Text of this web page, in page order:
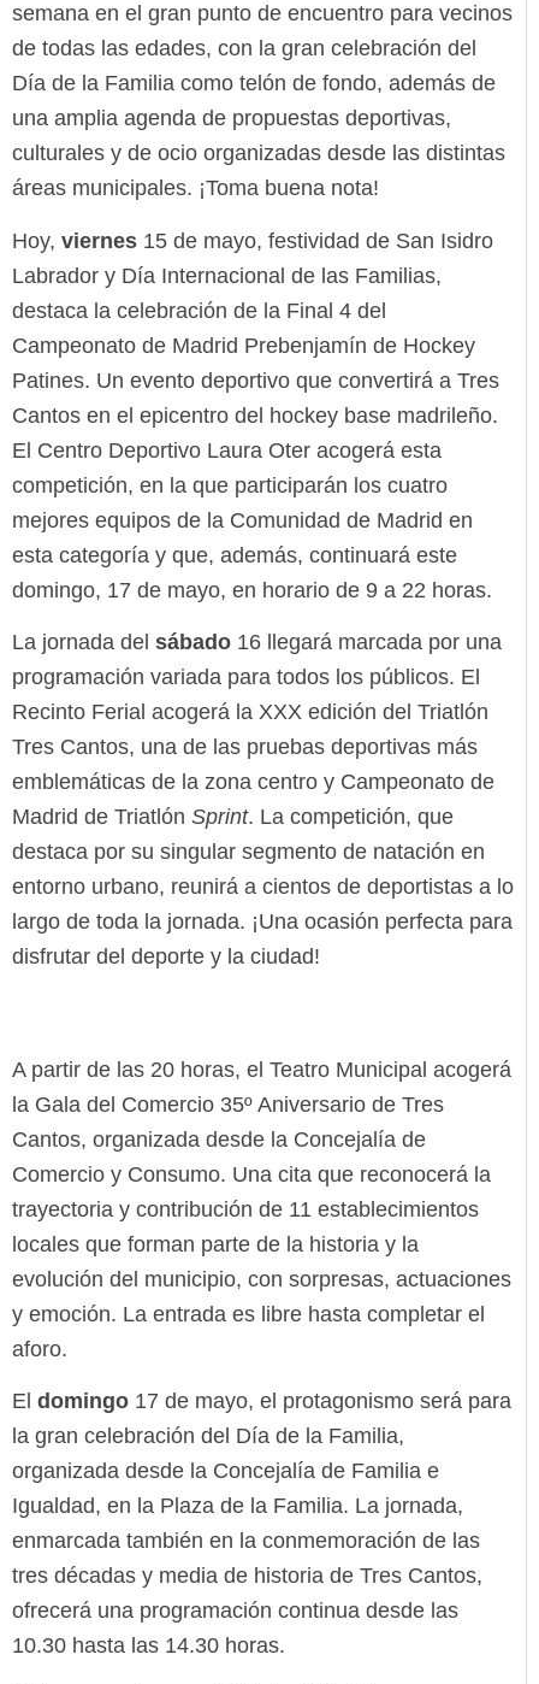
semana en el gran punto de encuentro para vecinos
de todas las edades, con la gran celebración del
Día de la Familia como telón de fondo, además de
una amplia agenda de propuestas deportivas,
culturales y de ocio organizadas desde las distintas
áreas municipales. ¡Toma buena nota!
Hoy, viernes 15 de mayo, festividad de San Isidro
Labrador y Día Internacional de las Familias,
destaca la celebración de la Final 4 del
Campeonato de Madrid Prebenjamín de Hockey
Patines. Un evento deportivo que convertirá a Tres
Cantos en el epicentro del hockey base madrileño.
El Centro Deportivo Laura Oter acogerá esta
competición, en la que participarán los cuatro
mejores equipos de la Comunidad de Madrid en
esta categoría y que, además, continuará este
domingo, 17 de mayo, en horario de 9 a 22 horas.
La jornada del sábado 16 llegará marcada por una
programación variada para todos los públicos. El
Recinto Ferial acogerá la XXX edición del Triatlón
Tres Cantos, una de las pruebas deportivas más
emblemáticas de la zona centro y Campeonato de
Madrid de Triatlón Sprint. La competición, que
destaca por su singular segmento de natación en
entorno urbano, reunirá a cientos de deportistas a lo
largo de toda la jornada. ¡Una ocasión perfecta para
disfrutar del deporte y la ciudad!
A partir de las 20 horas, el Teatro Municipal acogerá
la Gala del Comercio 35º Aniversario de Tres
Cantos, organizada desde la Concejalía de
Comercio y Consumo. Una cita que reconocerá la
trayectoria y contribución de 11 establecimientos
locales que forman parte de la historia y la
evolución del municipio, con sorpresas, actuaciones
y emoción. La entrada es libre hasta completar el
aforo.
El domingo 17 de mayo, el protagonismo será para
la gran celebración del Día de la Familia,
organizada desde la Concejalía de Familia e
Igualdad, en la Plaza de la Familia. La jornada,
enmarcada también en la conmemoración de las
tres décadas y media de historia de Tres Cantos,
ofrecerá una programación continua desde las
10.30 hasta las 14.30 horas.